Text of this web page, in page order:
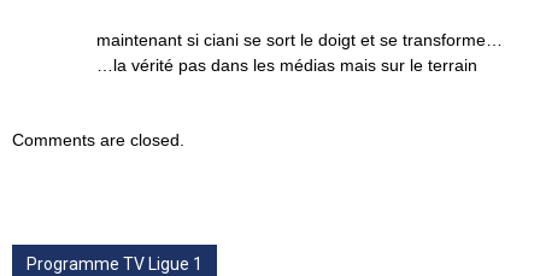
maintenant si ciani se sort le doigt et se transforme…
…la vérité pas dans les médias mais sur le terrain
Comments are closed.
Programme TV Ligue 1